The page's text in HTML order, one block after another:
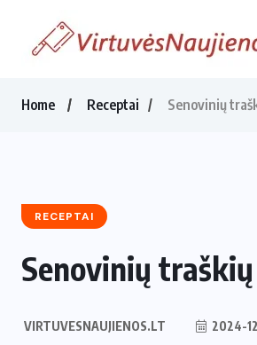
Home Receptai Senovinių
RECEPTAI
Senovinių
VIRTUVESNAUJIENOS.LT 2024-